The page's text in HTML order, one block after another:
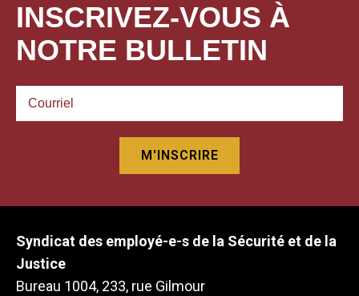
INSCRIVEZ-VOUS À
NOTRE BULLETIN
Syndicat des employé-e-s de la Sécurité et de la
Justice
Bureau 1004, 233, rue Gilmour